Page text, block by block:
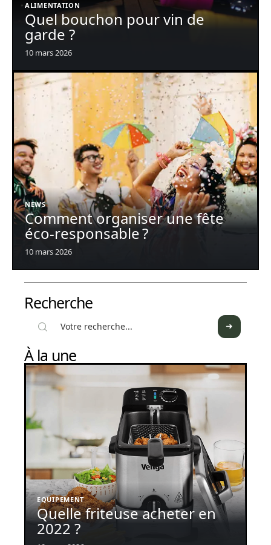
ALIMENTATION
Quel bouchon pour vin de
garde ?
10 mars 2026
NEWS
Comment organiser une fête
éco-responsable ?
10 mars 2026
Recherche
À la une
EQUIPEMENT
Quelle friteuse acheter en
2022 ?